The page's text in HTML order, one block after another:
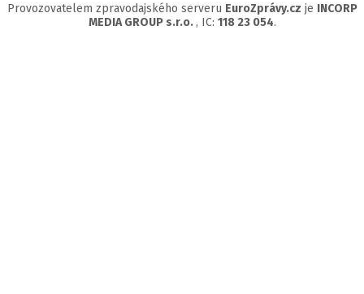
Provozovatelem zpravodajského serveru EuroZprávy.cz je INCORP
MEDIA GROUP s.r.o. , IC: 118 23 054.